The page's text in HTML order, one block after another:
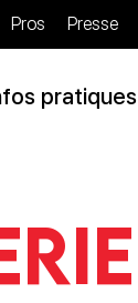
Pros Presse
pratiques